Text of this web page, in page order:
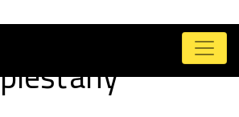
buď-fitka
piešťany